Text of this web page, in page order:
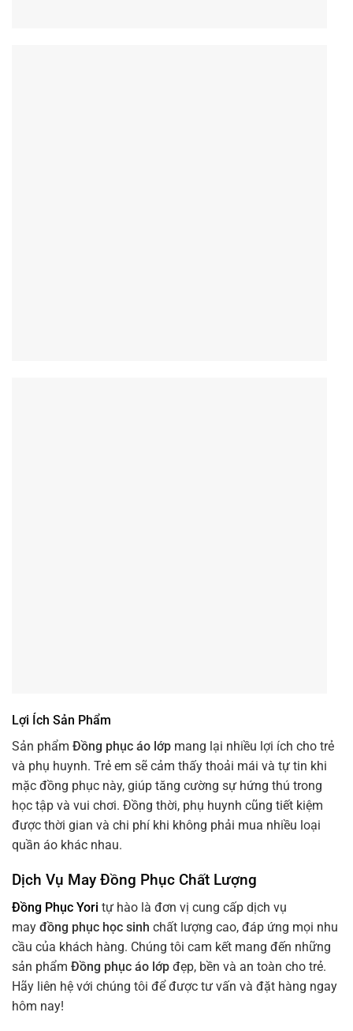
Lợi Ích Sản Phẩm
Sản phẩm Đồng phục áo lớp mang lại nhiều lợi ích cho trẻ
và phụ huynh. Trẻ em sẽ cảm thấy thoải mái và tự tin khi
mặc đồng phục này, giúp tăng cường sự hứng thú trong
học tập và vui chơi. Đồng thời, phụ huynh cũng tiết kiệm
được thời gian và chi phí khi không phải mua nhiều loại
quần áo khác nhau.
Dịch Vụ May Đồng Phục Chất Lượng
Đồng Phục Yori tự hào là đơn vị cung cấp dịch vụ
may đồng phục học sinh chất lượng cao, đáp ứng mọi nhu
cầu của khách hàng. Chúng tôi cam kết mang đến những
sản phẩm Đồng phục áo lớp đẹp, bền và an toàn cho trẻ.
Hãy liên hệ với chúng tôi để được tư vấn và đặt hàng ngay
hôm nay!